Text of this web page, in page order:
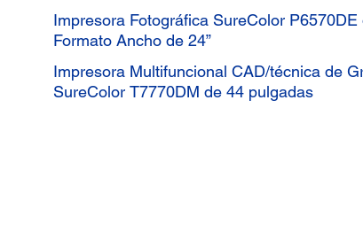
Impresora Fotográfica SureColor
Formato Ancho de 24”
Impresora Multifuncional CAD/técnica de
SureColor T7770DM de 44 pulgadas